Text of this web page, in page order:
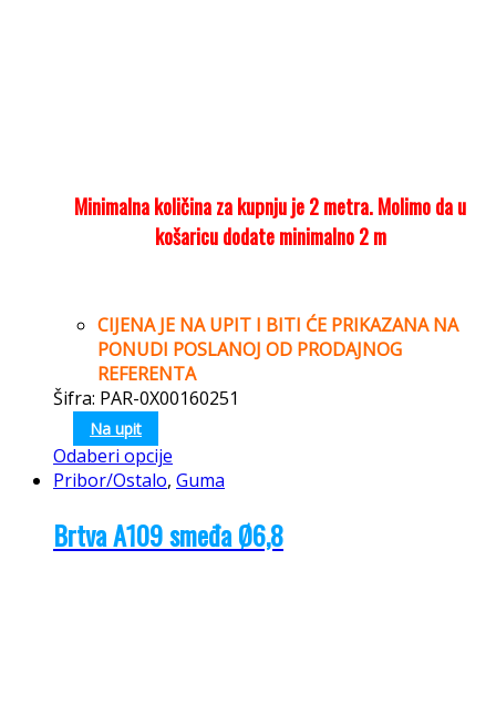
Minimalna količina za kupnju je 2 metra. Molimo da u
košaricu dodate minimalno 2 m
CIJENA JE NA UPIT I BITI ĆE PRIKAZANA NA
PONUDI POSLANOJ OD PRODAJNOG
REFERENTA
Šifra: PAR-0X00160251
Na upit
Odaberi opcije
Pribor/Ostalo, Guma
Brtva A109 smeđa Ø6,8